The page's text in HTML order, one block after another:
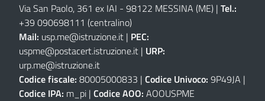
Via San Paolo, 361 ex IAI - 98122 MESSINA (ME) | Tel.:
+39 090698111 (centralino)
Mail: usp.me@istruzione.it | PEC:
uspme@postacert.istruzione.it | URP:
urp.me@istruzione.it
Codice fiscale: 80005000833 | Codice Univoco: 9P49JA |
Codice IPA: m_pi | Codice AOO: AOOUSPME